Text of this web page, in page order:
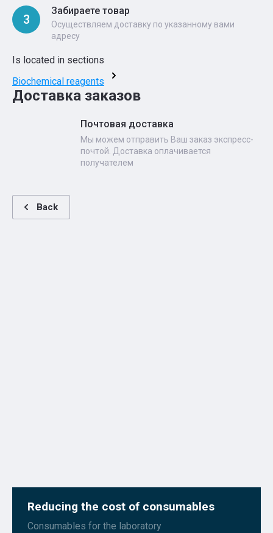
Reducing the cost of consumables
Consumables for the laboratory
3
Забираете товар
Осуществляем доставку по указанному вами
адресу
Is located in sections
Biochemical reagents
Доставка заказов
Почтовая доставка
Мы можем отправить Ваш заказ экспресс-
почтой. Доставка оплачивается
получателем
Back